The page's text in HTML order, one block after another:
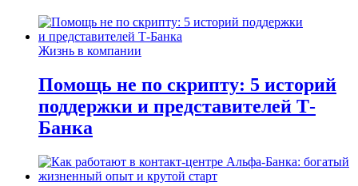
Жизнь в компании
Помощь не по скрипту: 5 историй
поддержки и представителей Т-
Банка